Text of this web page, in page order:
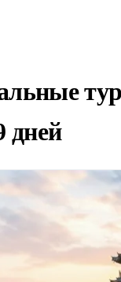
дней